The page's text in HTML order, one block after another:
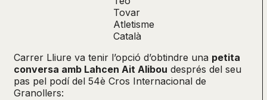
Tovar
Atletisme
Català
Carrer Lliure va tenir l’opció d’obtindre una petita
conversa amb Lahcen Ait Alibou després del seu
pas pel podí del 54è Cros Internacional de
Granollers: